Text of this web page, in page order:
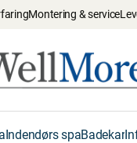
Montering & service
Indendørs spaBadekar